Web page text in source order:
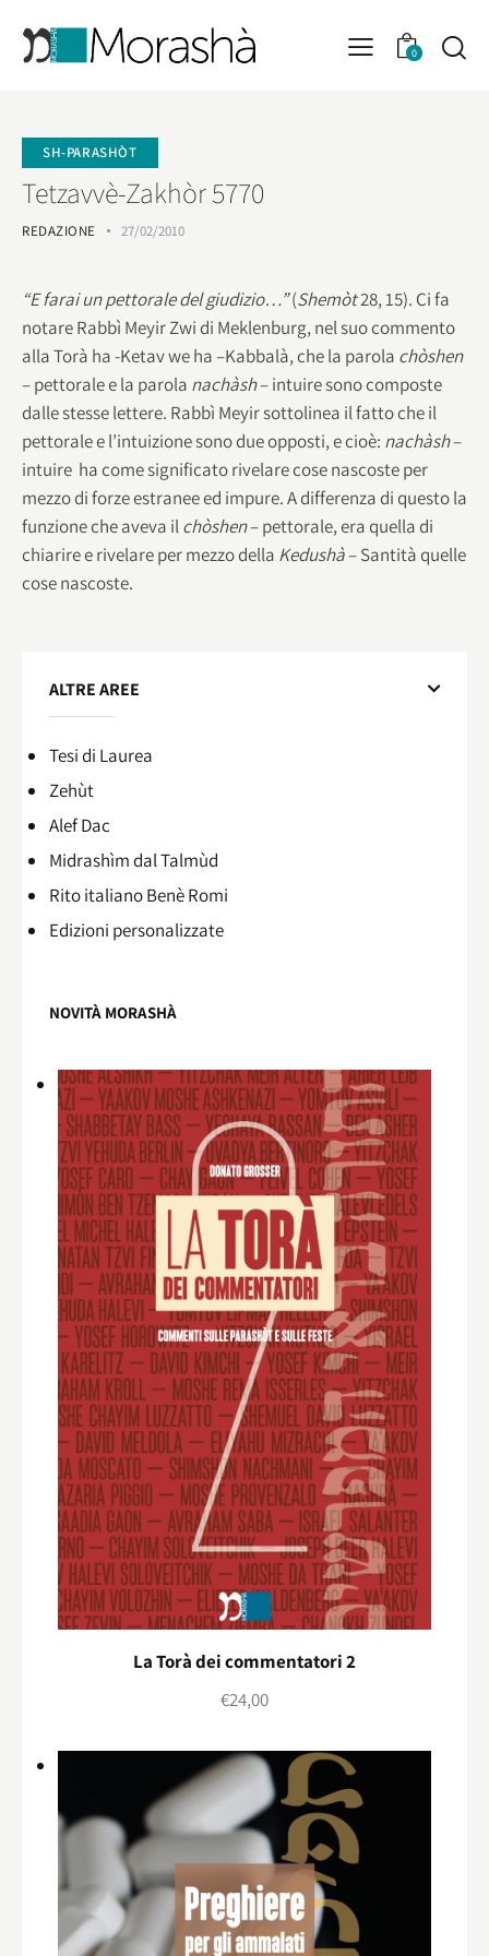
0
SH-PARASHÒT
Tetzavvè-Zakhòr 5770
REDAZIONE 27/02/2010
“E farai un pettorale del giudizio…”(Shemòt28, 15). Ci fa
notare Rabbì Meyir Zwi di Meklenburg, nel suo commento
alla Torà ha -Ketav we ha –Kabbalà, che la parola chòshen
– pettorale e la parola nachàsh– intuire sono composte
dalle stesse lettere. Rabbì Meyir sottolinea il fatto che il
pettorale e l’intuizione sono due opposti, e cioè: nachàsh–
intuire ha come significato rivelare cose nascoste per
mezzo di forze estranee ed impure. A differenza di questo la
funzione che aveva ilchòshen– pettorale, era quella di
chiarire e rivelare per mezzo della Kedushà– Santità quelle
cose nascoste.
ALTRE AREE
Tesi di Laurea
Zehùt
Alef Dac
Midrashìm dal Talmùd
Rito italiano Benè Romi​
Edizioni personalizzate
NOVITÀ MORASHÀ
La Torà dei commentatori 2
€24,00